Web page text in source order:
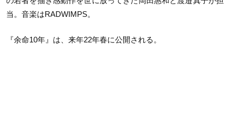
当。音楽はRADWIMPS。
『余命10年』は、来年22年春に公開される。